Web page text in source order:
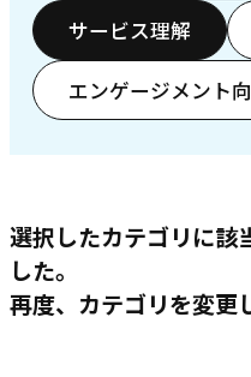
サービス理解
エンゲージメント
選択したカテゴリに該
した。
再度、カテゴリを変更